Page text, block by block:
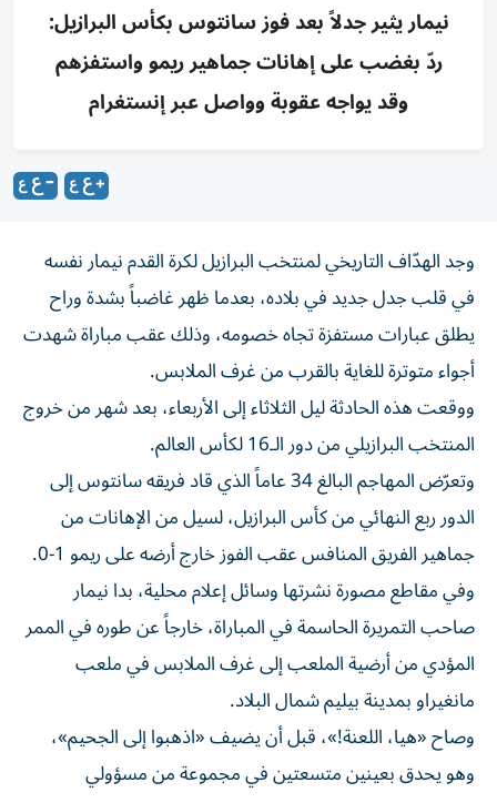
نيمار يثير جدلاً بعد فوز سانتوس بكأس البرازيل:
ردّ بغضب على إهانات جماهير ريمو واستفزهم
وقد يواجه عقوبة وواصل عبر إنستغرام
وجد الهدّاف التاريخي لمنتخب البرازيل لكرة القدم نيمار نفسه
في قلب جدل جديد في بلاده، بعدما ظهر غاضباً بشدة وراح
يطلق عبارات مستفزة تجاه خصومه، وذلك عقب مباراة شهدت
أجواء متوترة للغاية بالقرب من غرف الملابس.
ووقعت هذه الحادثة ليل الثلاثاء إلى الأربعاء، بعد شهر من خروج
المنتخب البرازيلي من دور الـ16 لكأس العالم.
وتعرّض المهاجم البالغ 34 عاماً الذي قاد فريقه سانتوس إلى
الدور ربع النهائي من كأس البرازيل، لسيل من الإهانات من
جماهير الفريق المنافس عقب الفوز خارج أرضه على ريمو 1-0.
وفي مقاطع مصورة نشرتها وسائل إعلام محلية، بدا نيمار
صاحب التمريرة الحاسمة في المباراة، خارجاً عن طوره في الممر
المؤدي من أرضية الملعب إلى غرف الملابس في ملعب
مانغيراو بمدينة بيليم شمال البلاد.
وصاح «هيا، اللعنة!»، قبل أن يضيف «اذهبوا إلى الجحيم»،
وهو يحدق بعينين متسعتين في مجموعة من مسؤولي